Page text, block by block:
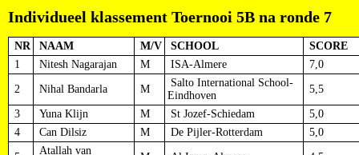
Individueel klassement Toernooi 5B na ronde 7
NR NAAM M/V SCHOOL
SCORE
1
Nitesh Nagarajan M ISA-Almere 7,0
2 Nihal Bandarla M
Salto International School-
Eindhoven
5,5
3 Yuna Klijn M St Jozef-Schiedam
5,0
4
Can Dilsiz M De Pijler-Rotterdam 5,0
Atallah van